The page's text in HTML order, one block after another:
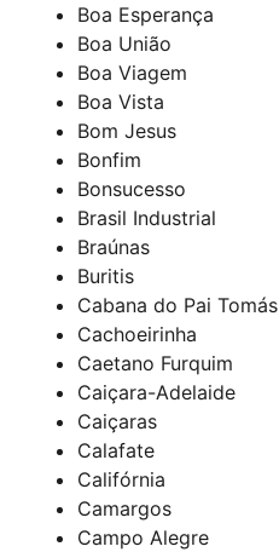
Boa Esperança
Boa União
Boa Viagem
Boa Vista
Bom Jesus
Bonfim
Bonsucesso
Brasil Industrial
Braúnas
Buritis
Cabana do Pai Tomás
Cachoeirinha
Caetano Furquim
Caiçara-Adelaide
Caiçaras
Calafate
Califórnia
Camargos
Campo Alegre